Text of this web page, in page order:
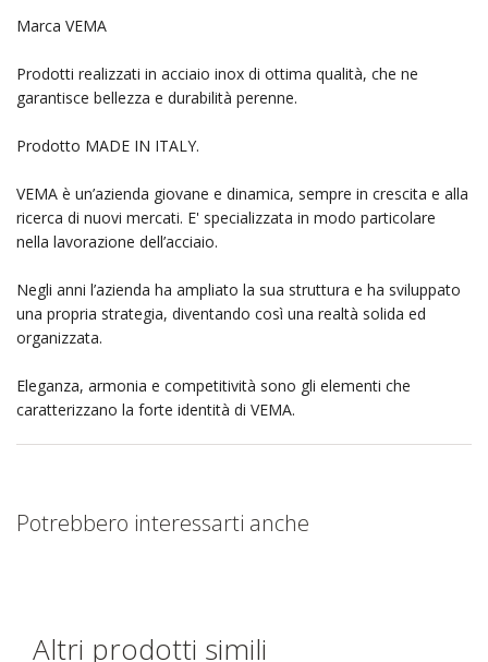
Marca VEMA
Prodotti realizzati in acciaio inox di ottima qualità, che ne
garantisce bellezza e durabilità perenne.
Prodotto MADE IN ITALY.
VEMA è un’azienda giovane e dinamica, sempre in crescita e alla
ricerca di nuovi mercati. E' specializzata in modo particolare
nella lavorazione dell’acciaio.
Negli anni l’azienda ha ampliato la sua struttura e ha sviluppato
una propria strategia, diventando così una realtà solida ed
organizzata.
Eleganza, armonia e competitività sono gli elementi che
caratterizzano la forte identità di VEMA.
Potrebbero interessarti anche
Altri prodotti simili